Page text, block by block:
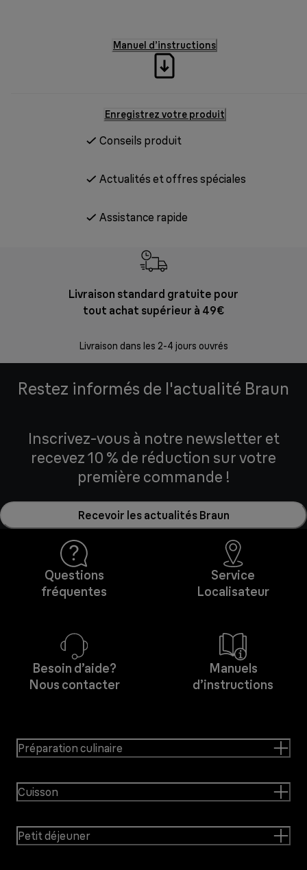
Manuel d’instructions
Enregistrez votre produit
Conseils produit
Actualités et offres spéciales
Assistance rapide
Livraison standard gratuite pour
tout achat supérieur à 49€
Livraison dans les 2-4 jours ouvrés
Restez informés de l'actualité Braun
Inscrivez-vous à notre newsletter et
recevez 10 % de réduction sur votre
première commande !
Recevoir les actualités Braun
Questions
fréquentes
Service
Localisateur
Besoin d’aide?
Nous contacter
Manuels
d’instructions
Préparation culinaire
Cuisson
Petit déjeuner